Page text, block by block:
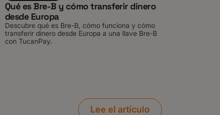
Qué es Bre-B y cómo transferir dinero
desde Europa
Descubre qué es Bre-B, cómo funciona y cómo
transferir dinero desde Europa a una llave Bre-B
con TucanPay.
Lee el artículo